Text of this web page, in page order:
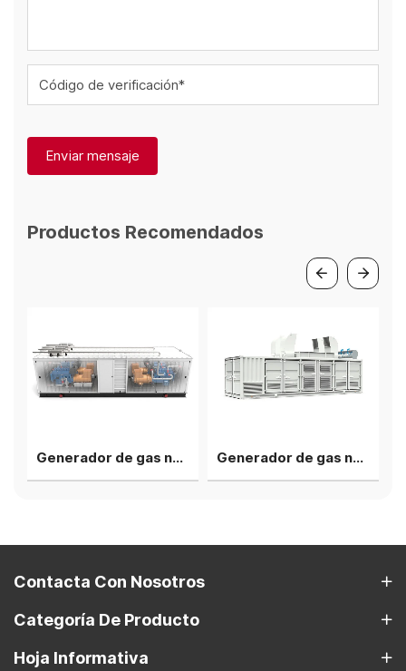
Código de verificación*
Enviar mensaje
Productos Recomendados
Generador de gas natural Deutz V12 de 2 MW, 4 grupos en planta de energía en paralelo Generador de gas natural Cummins de 1000 kW, silencioso y resistente a la lluvia, grupo electrógeno contenedor de cogeneración.
Contacta Con Nosotros
Categoría De Producto
Hoja Informativa